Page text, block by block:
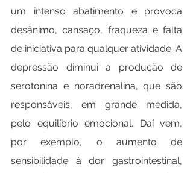
um intenso abatimento e provoca
desânimo, cansaço, fraqueza e falta
de iniciativa para qualquer atividade. A
depressão diminui a produção de
serotonina e noradrenalina, que são
responsáveis, em grande medida,
pelo equilíbrio emocional. Daí vem,
por exemplo, o aumento de
sensibilidade à dor gastrointestinal,